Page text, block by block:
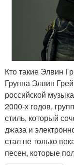
Кто такие Элвин
Группа Элвин
российской
2000-х годов,
стиль, который
джаза и
стал не только
песен, которые